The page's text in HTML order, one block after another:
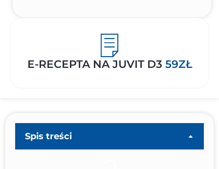
E-RECEPTA NA JUVIT D3 59ZŁ
Spis treści